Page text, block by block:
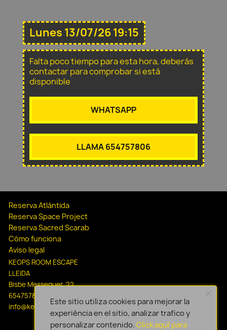
Lunes 13/07/26 19:15
Falta poco tiempo para esta hora, deberás
contactar para comprobar si está
disponible
WHATSAPP
LLAMA 654757806
Reserva Atlántida
Reserva Space Project
Reserva Sacred Scarab
Cómo funciona
Aviso legal
KEOPS ROOM ESCAPE
LLEIDA
Bisbe Messeguer, 22
654757806
info@keopsescapelleida.com
Este sitio utiliza cookies para mejorar la
experiéncia en el sitio, analizar trafico y
personalizar contenido. Click aquí para